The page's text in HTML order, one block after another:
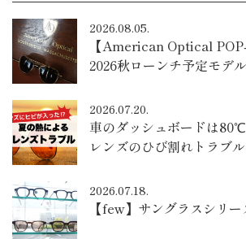
2026.08.05.
【American Optical
2026秋ローンチ予定モデル
2026.07.20.
車のダッシュボードは
レンズのひび割れトラブル
2026.07.18.
【few】サングラスシリ